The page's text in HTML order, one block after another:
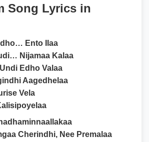
Song Lyrics in
Ento Ilaa
Nijamaa Kalaa
Edho Valaa
Aagedhelaa
Vela
Cherindhi, Nee Premalaa